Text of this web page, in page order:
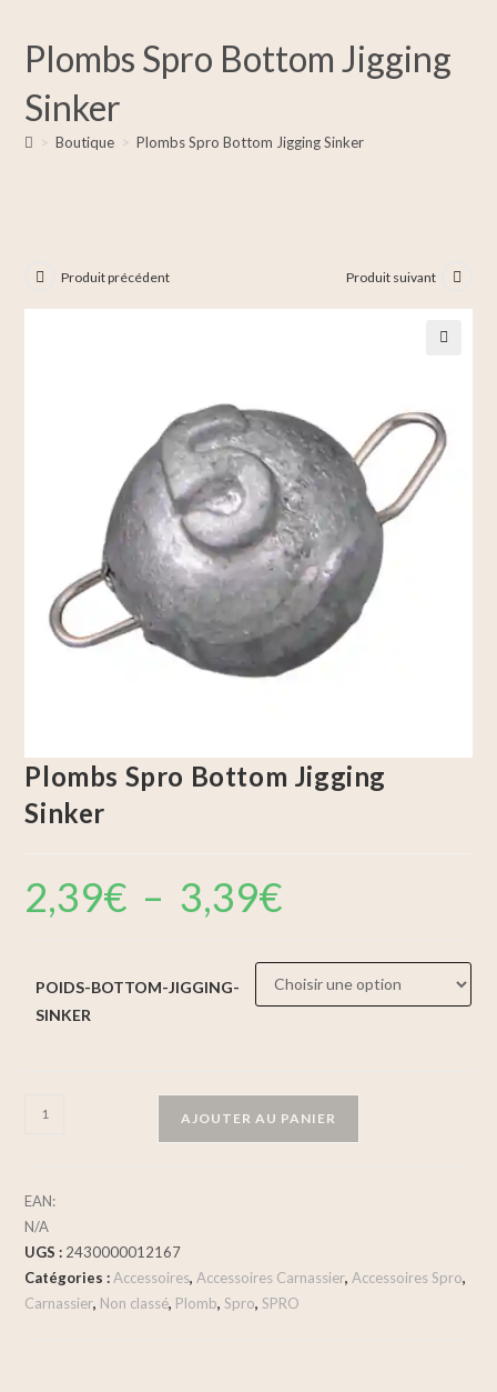
Plombs Spro Bottom Jigging
Sinker
> Boutique > Plombs Spro Bottom Jigging Sinker
Produit précédent Produit suivant
Plombs Spro Bottom Jigging
Sinker
2,39€ – 3,39€
POIDS-BOTTOM-JIGGING-
SINKER
AJOUTER AU PANIER
EAN:
N/A
UGS : 2430000012167
Catégories :Accessoires,Accessoires Carnassier,Accessoires Spro,
Carnassier, Non classé, Plomb,Spro,SPRO